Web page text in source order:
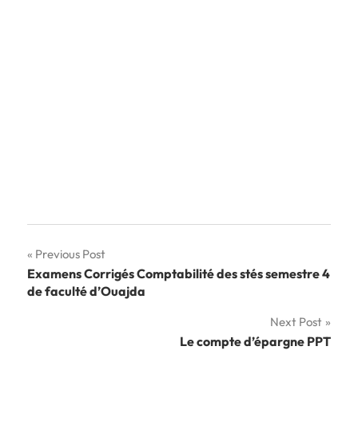
Navigation
de
Previous Post
Examens Corrigés Comptabilité des stés semestre 4
de faculté d’Ouajda
Next Post
Le compte d’épargne PPT